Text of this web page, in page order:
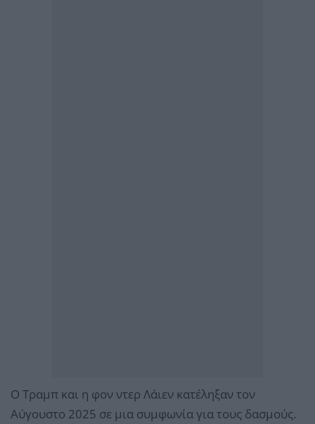
Ο Τραμπ και η φον ντερ Λάιεν κατέληξαν τον
Αύγουστο 2025 σε μια συμφωνία για τους δασμούς.